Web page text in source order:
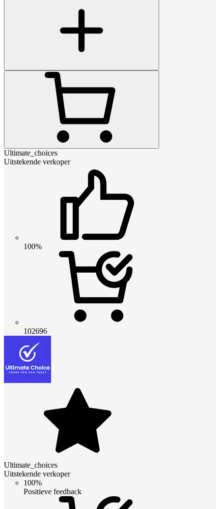
Ultimate_choices
Uitstekende verkoper
100%
102696
Ultimate_choices
Uitstekende verkoper
100%
Positieve feedback